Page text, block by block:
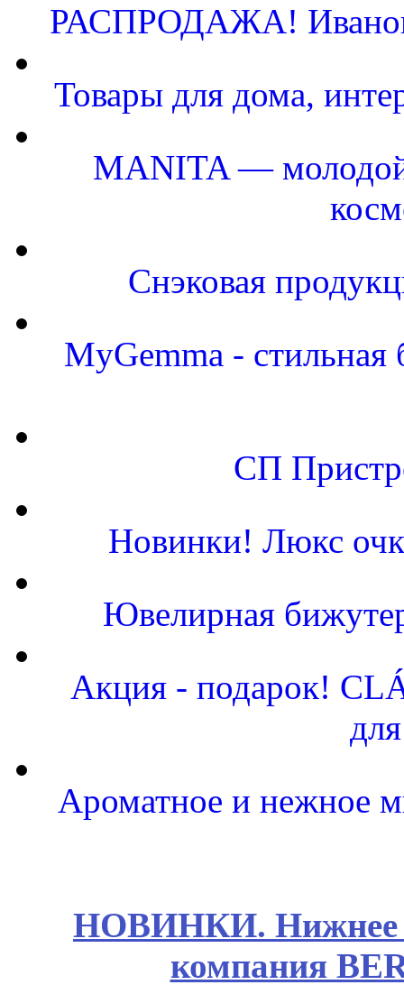
РАСПРОДАЖА!
Товары для дома,
MANITA — молодой
Снэковая
MyGemma -
СП
Новинки! Люкс
Ювелирная
Акция - подарок!
Ароматное и нежное
НОВИНКИ. Нижнее
компания